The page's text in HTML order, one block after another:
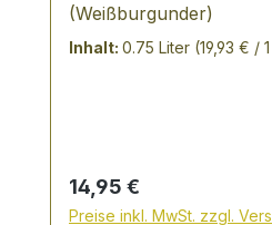
(Weißburgunder)
Inhalt: 0.75 Liter (19,93 € /
Regulärer Preis:
14,95 €
Preise inkl. MwSt. zzgl.